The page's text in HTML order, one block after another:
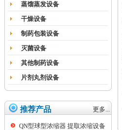
蒸馏蒸发设备
干燥设备
制药包装设备
灭菌设备
其他制药设备
片剂丸剂设备
推荐产品 更多...
QN型球型浓缩器 提取浓缩设备